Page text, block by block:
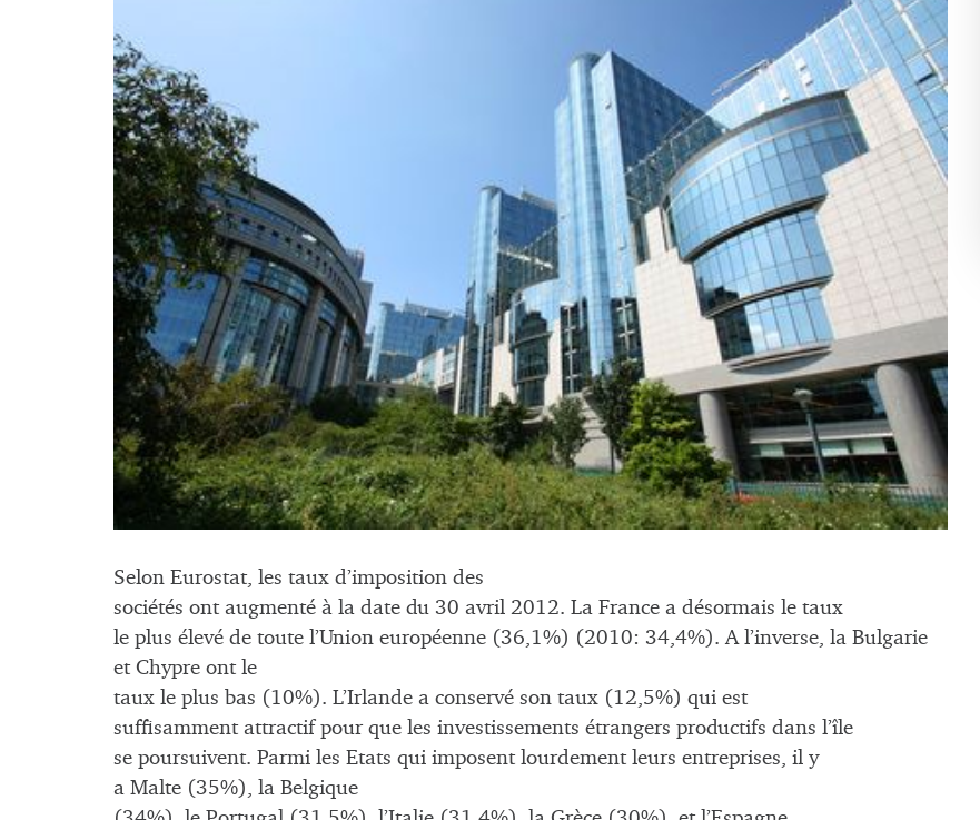
Selon Eurostat, les taux d’imposition des
sociétés ont augmenté à la date du 30 avril 2012. La France a désormais le taux
le plus élevé de toute l’Union européenne (36,1%) (2010: 34,4%). A l’inverse, la Bulgarie
et Chypre ont le
taux le plus bas (10%). L’Irlande a conservé son taux (12,5%) qui est
suffisamment attractif pour que les investissements étrangers productifs dans l’île
se poursuivent. Parmi les Etats qui imposent lourdement leurs entreprises, il y
a Malte (35%), la Belgique